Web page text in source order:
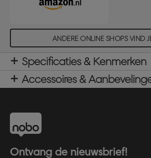
ANDERE ONLINE SHOPS VIND
Specificaties & Kenmerken
Accessoires &
Ontvang de nieuwsbrief!